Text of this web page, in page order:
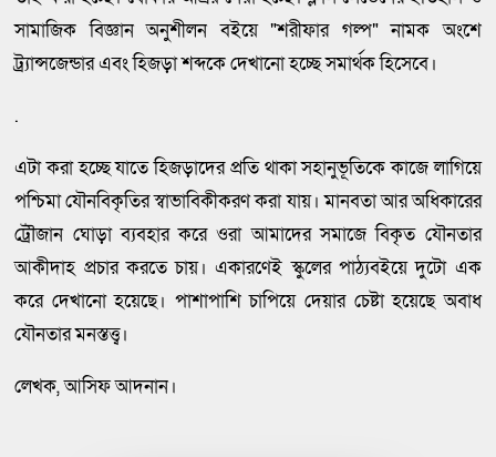
সামাজিক বিজ্ঞান অনুশীলন বইয়ে "শরীফার গল্প" নামক অংশে
ট্র্যান্সজেন্ডার এবং হিজড়া শব্দকে দেখানো হচ্ছে সমার্থক হিসেবে।
.
এটা করা হচ্ছে যাতে হিজড়াদের প্রতি থাকা সহানুভূতিকে কাজে লাগিয়ে
পশ্চিমা যৌনবিকৃতির স্বাভাবিকীকরণ করা যায়। মানবতা আর অধিকারের
ট্রৌজান ঘোড়া ব্যবহার করে ওরা আমাদের সমাজে বিকৃত যৌনতার
আকীদাহ প্রচার করতে চায়। একারণেই স্কুলের পাঠ্যবইয়ে দুটো এক
করে দেখানো হয়েছে। পাশাপাশি চাপিয়ে দেয়ার চেষ্টা হয়েছে অবাধ
যৌনতার মনস্তত্ত্ব।
লেখক, আসিফ আদনান।